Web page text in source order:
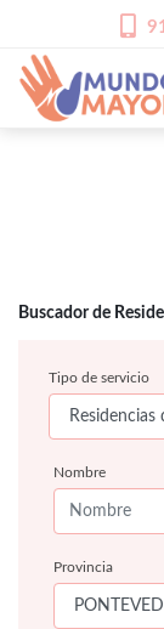
Buscador de
Tipo de servicio
Nombre
Provincia